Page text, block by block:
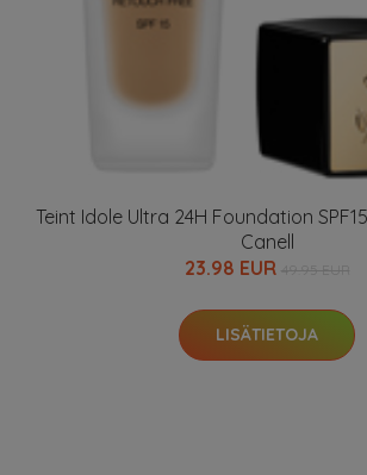
Teint Idole Ultra 24H Foundation
Canell
23.98 EUR
LISÄTIETOJA